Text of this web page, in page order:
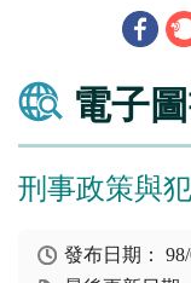
電子
刑事政策與
發布日期：